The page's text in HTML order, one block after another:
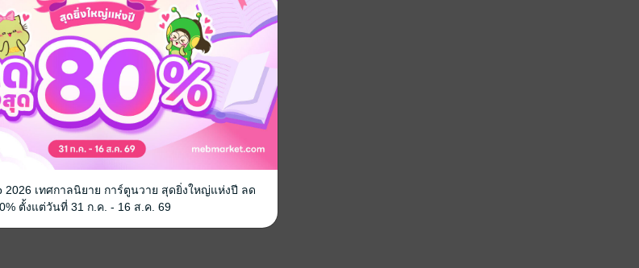
2026 เทศกาลนิยาย การ์ตูนวาย สุดยิ่งใหญ่แห่งปี ลด
ตั้งแต่วันที่ 31 ก.ค. - 16 ส.ค. 69